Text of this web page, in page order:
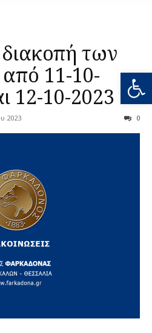
των
11-10-
12-10-2023
2023 0